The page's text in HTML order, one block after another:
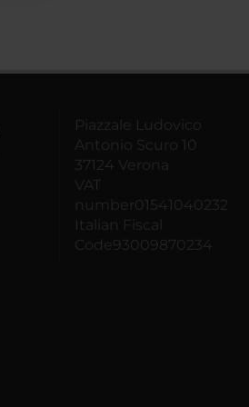
Piazzale Ludovico
Antonio Scuro 10
37124 Verona
VAT
number01541040232
Italian Fiscal
Code93009870234